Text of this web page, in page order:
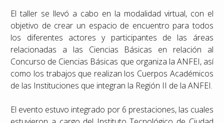
El taller se llevó a cabo en la modalidad virtual, con el
objetivo de crear un espacio de encuentro para todos
los diferentes actores y participantes de las áreas
relacionadas a las Ciencias Básicas en relación al
Concurso de Ciencias Básicas que organiza la ANFEI, así
como los trabajos que realizan los Cuerpos Académicos
de las Instituciones que integran la Región II de la ANFEI.
El evento estuvo integrado por 6 prestaciones, las cuales